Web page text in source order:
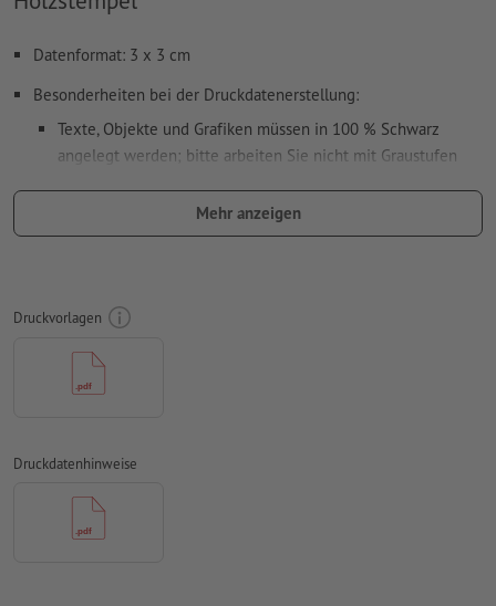
Datenformat: 3 x 3 cm
Besonderheiten bei der Druckdatenerstellung:
Texte, Objekte und Grafiken müssen in 100 % Schwarz
angelegt werden; bitte arbeiten Sie nicht mit Graustufen
verwenden Sie keine Effekte wie Schatten, Verläufe, Raster,
Unser Tipp:
Verdana oder Helvetica für einen optimalen Abdruck
Abstand Motiv zum Endformat: mindestens 1 mm
Auflösung:600 dpi
Wie lege ich Druckdaten richtig an?
Mehr anzeigen
Druckvorlagen
Druckdatenhinweise